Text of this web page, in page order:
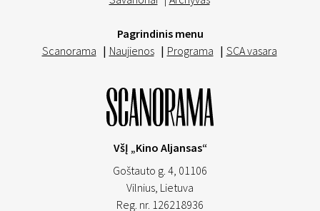
Pagrindinis menu
Scanorama | Naujienos | Programa | SCA vasara
VšĮ „Kino Aljansas“
Goštauto g. 4, 01106
Vilnius, Lietuva
Reg. nr. 126218936